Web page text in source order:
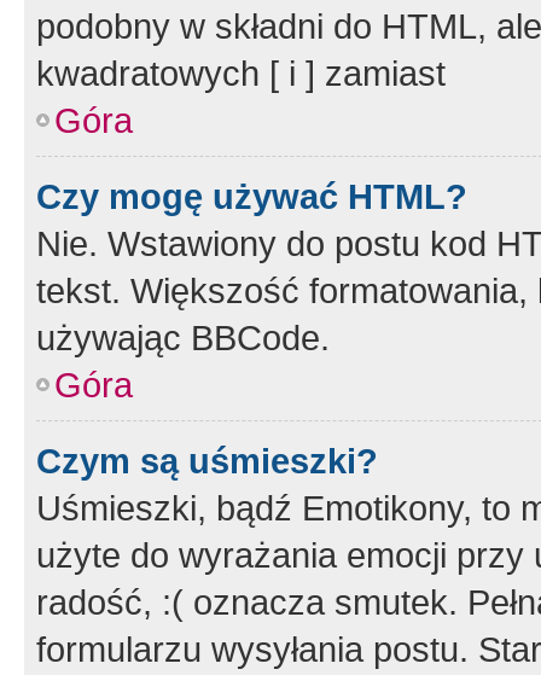
podobny w składni do HTML,
kwadratowych [ i ] zamiast
Góra
Czy mogę używać HTML?
Nie. Wstawiony do postu kod
tekst. Większość
używając BBCode.
Góra
Czym są uśmieszki?
Uśmieszki, bądź Emotikony, to
użyte do wyrażania emocji
radość, :( oznacza smutek.
formularzu wysyłania postu.